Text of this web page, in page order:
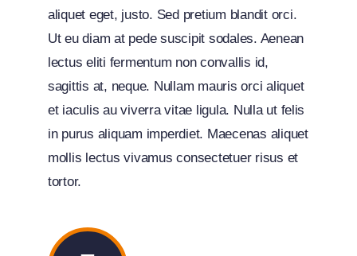
aliquet eget, justo. Sed pretium blandit orci.
Ut eu diam at pede suscipit sodales. Aenean
lectus eliti fermentum non convallis id,
sagittis at, neque. Nullam mauris orci aliquet
et iaculis au viverra vitae ligula. Nulla ut felis
in purus aliquam imperdiet. Maecenas aliquet
mollis lectus vivamus consectetuer risus et
tortor.